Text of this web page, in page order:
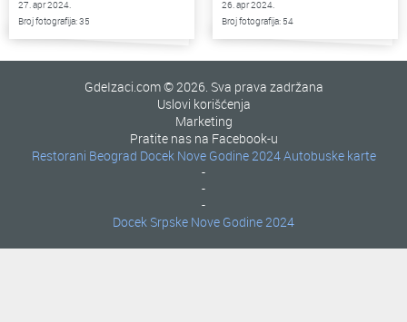
27. apr 2024.
Broj fotografija: 35
26. apr 2024.
Broj fotografija: 54
GdeIzaci.com © 2026. Sva prava zadržana
Uslovi korišćenja
Marketing
Pratite nas na Facebook-u
Restorani Beograd
-
Docek Nove Godine 2024
-
Autobuske karte
-
Docek Srpske Nove Godine 2024